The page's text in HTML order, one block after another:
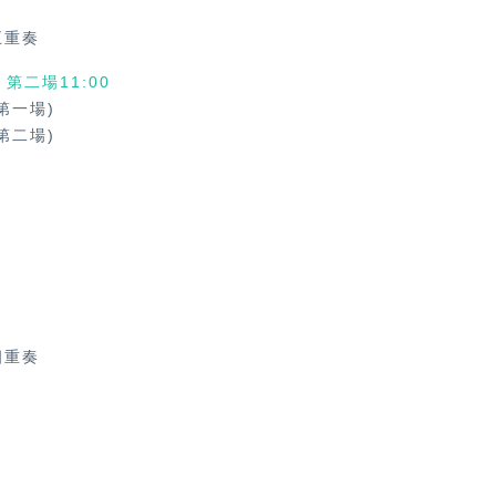
奏
第二場11:00
一場)
二場)
奏